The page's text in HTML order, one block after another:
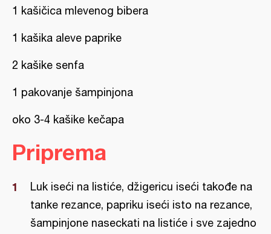
1 kašičica mlevenog bibera
1 kašika aleve paprike
2 kašike senfa
1 pakovanje šampinjona
oko 3-4 kašike kečapa
Priprema
Luk iseći na listiće, džigericu iseći takođe na
tanke rezance, papriku iseći isto na rezance,
šampinjone naseckati na listiće i sve zajedno